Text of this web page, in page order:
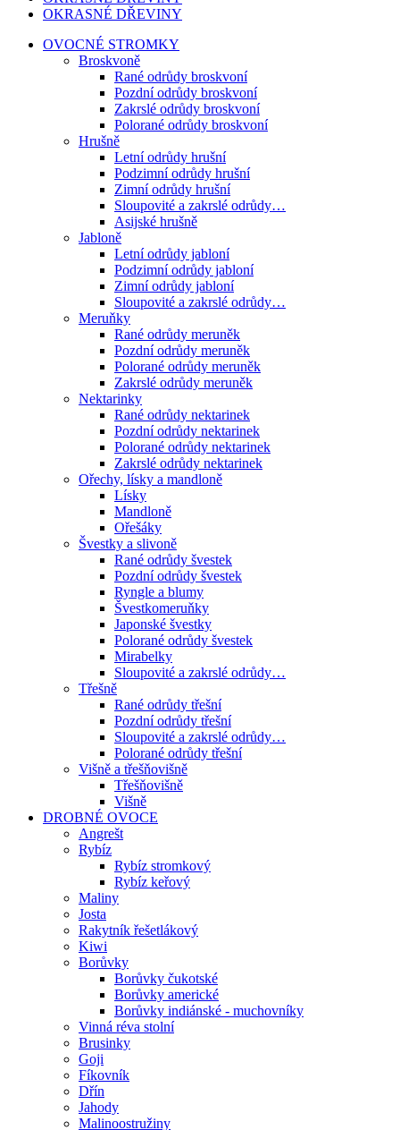
OKRASNÉ DŘEVINY
OVOCNÉ STROMKY
Broskvoně
Rané odrůdy broskvoní
Pozdní odrůdy broskvoní
Zakrslé odrůdy broskvoní
Polorané odrůdy broskvoní
Hrušně
Letní odrůdy hrušní
Podzimní odrůdy hrušní
Zimní odrůdy hrušní
Sloupovité a zakrslé odrůdy…
Asijské hrušně
Jabloně
Letní odrůdy jabloní
Podzimní odrůdy jabloní
Zimní odrůdy jabloní
Sloupovité a zakrslé odrůdy…
Meruňky
Rané odrůdy meruněk
Pozdní odrůdy meruněk
Polorané odrůdy meruněk
Zakrslé odrůdy meruněk
Nektarinky
Rané odrůdy nektarinek
Pozdní odrůdy nektarinek
Polorané odrůdy nektarinek
Zakrslé odrůdy nektarinek
Ořechy, lísky a mandloně
Lísky
Mandloně
Ořešáky
Švestky a slivoně
Rané odrůdy švestek
Pozdní odrůdy švestek
Ryngle a blumy
Švestkomeruňky
Japonské švestky
Polorané odrůdy švestek
Mirabelky
Sloupovité a zakrslé odrůdy…
Třešně
Rané odrůdy třešní
Pozdní odrůdy třešní
Sloupovité a zakrslé odrůdy…
Polorané odrůdy třešní
Višně a třešňovišně
Třešňovišně
Višně
DROBNÉ OVOCE
Angrešt
Rybíz
Rybíz stromkový
Rybíz keřový
Maliny
Josta
Rakytník řešetlákový
Kiwi
Borůvky
Borůvky čukotské
Borůvky americké
Borůvky indiánské - muchovníky
Vinná réva stolní
Brusinky
Goji
Fíkovník
Dřín
Jahody
Malinoostružiny